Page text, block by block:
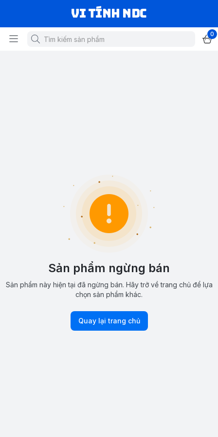
VI TÍNH NDC
0
Sản phẩm ngừng bán
Sản phẩm này hiện tại đã ngừng bán. Hãy trở về trang chủ để lựa
chọn sản phẩm khác.
Quay lại trang chủ